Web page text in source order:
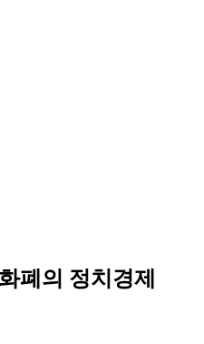
폐의 정치경제